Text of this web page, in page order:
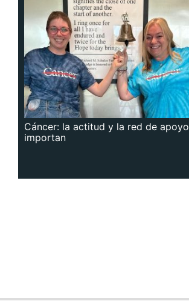
Cáncer: la actitud y la red de apoyo
importan